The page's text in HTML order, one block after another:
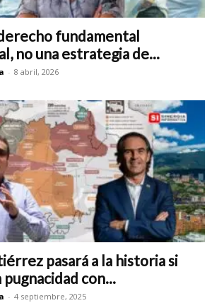
derecho fundamental
no una estrategia de...
- 8 abril, 2026
pasará a la historia si
con...
- 4 septiembre, 2025